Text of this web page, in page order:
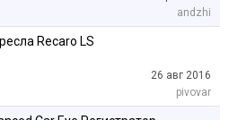
аndzhi
Recaro LS
26 авг 2016
pivovar